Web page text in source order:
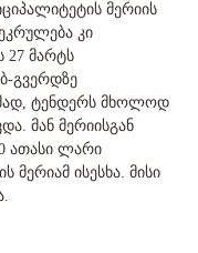
მერიის
კი
27 მარტს
გვერდზე
ტენდერს მხოლოდ
მან მერიისგან
ათასი ლარი
ისესხა. მისი